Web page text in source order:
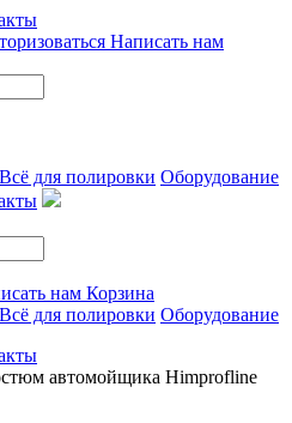
Написать нам
Всё для полировки Оборудование
нам Корзина
Всё для полировки Оборудование
автомойщика Himprofline